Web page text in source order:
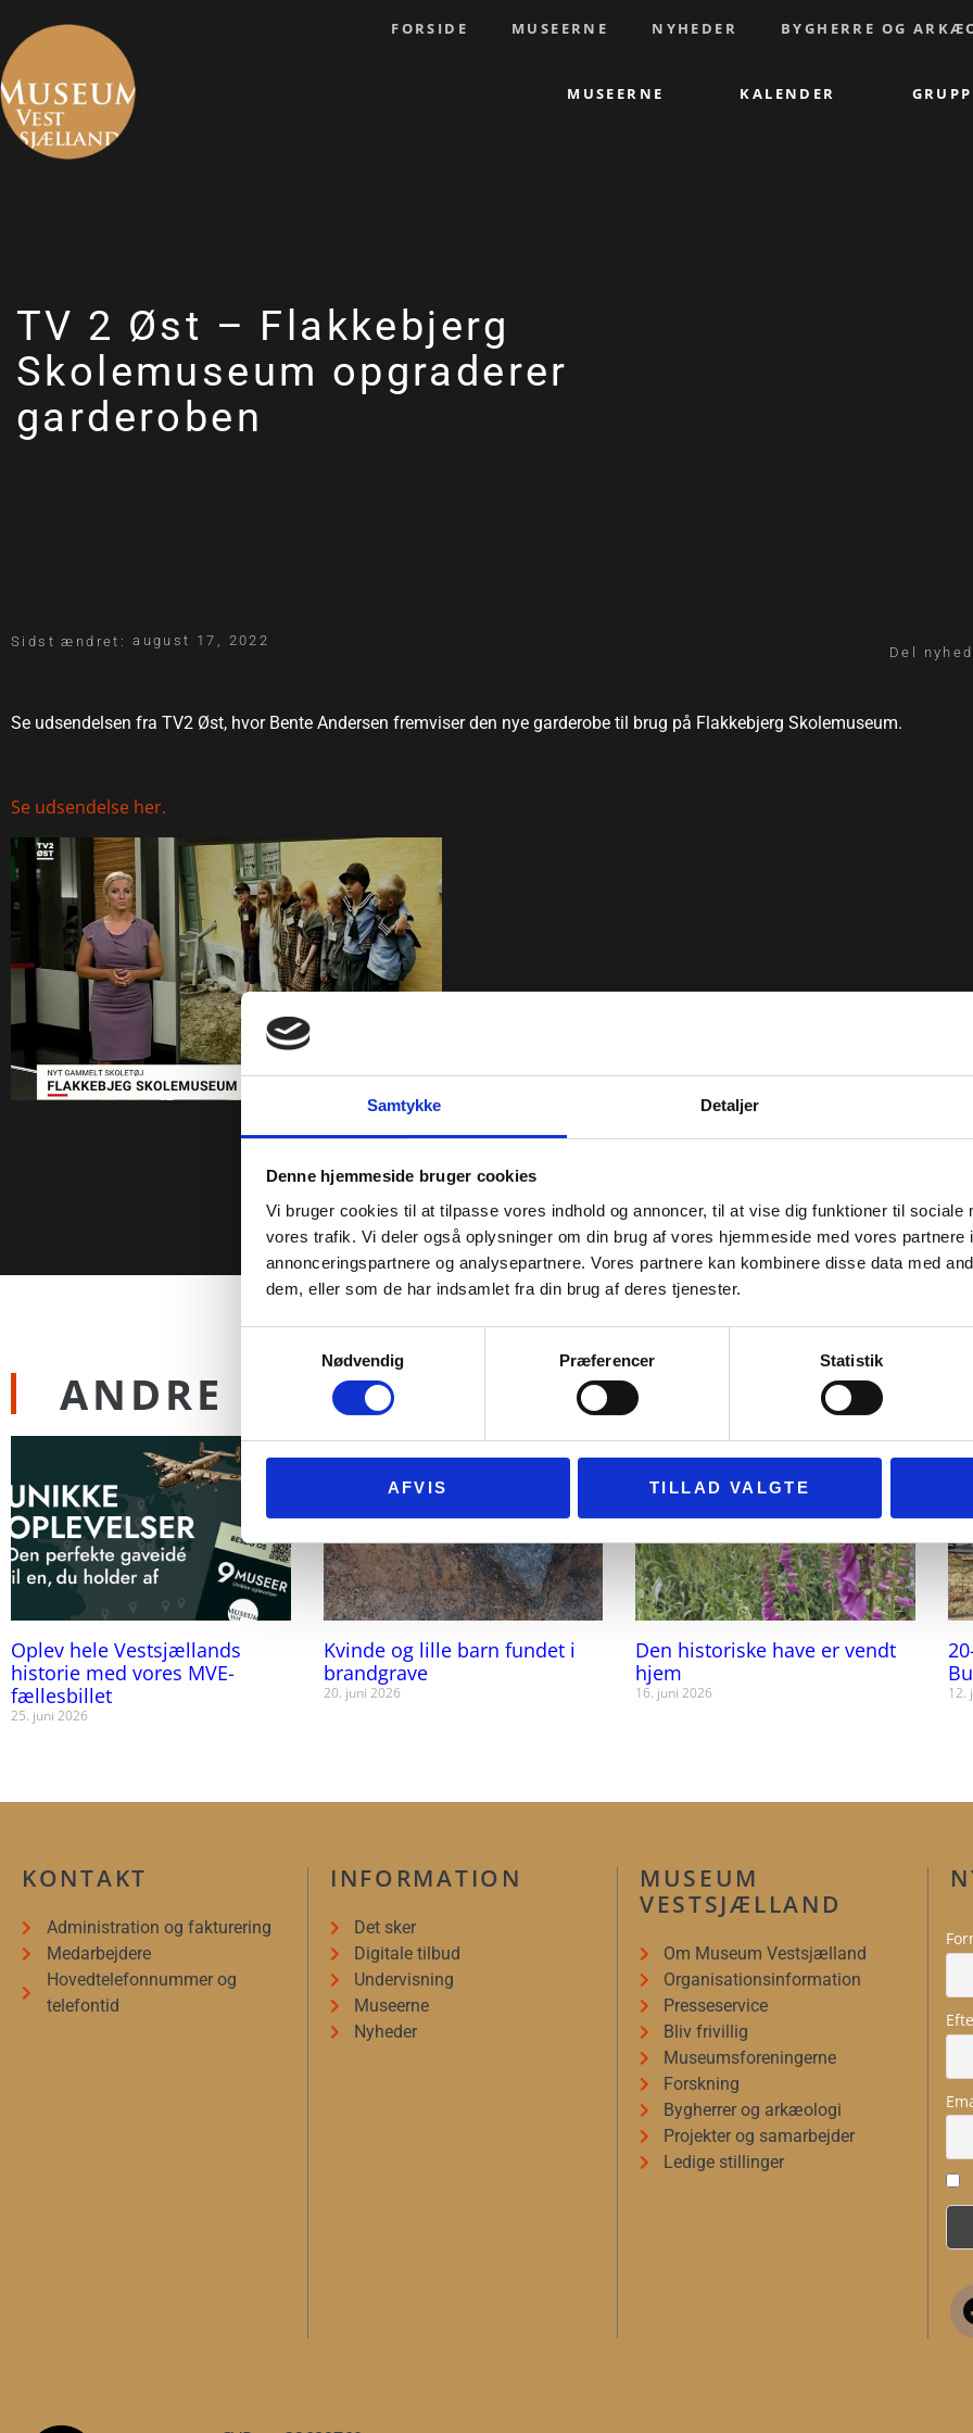
Samtykke Detaljer
Denne hjemmeside bruger cookies
Vi bruger cookies til at tilpasse vores indhold og annoncer, til at vise dig funktioner til sociale
vores trafik. Vi deler også oplysninger om din brug af vores hjemmeside med vores partnere
annonceringspartnere og analysepartnere. Vores partnere kan kombinere disse data med
dem, eller som de har indsamlet fra din brug af deres tjenester.
Nødvendig
Præferencer Statistik
AFVIS TILLAD VALGTE
FORSIDE MUSEERNE NYHEDER BYGHERRE OG
MUSEERNE KALENDER
TV 2 Øst – Flakkebjerg
Skolemuseum opgraderer
garderoben
Sidst ændret: august 17, 2022
Del
Se udsendelsen fra TV2 Øst, hvor Bente Andersen fremviser den nye garderobe til brug på Flakkebjerg Skolemuseum.
Se udsendelse her.
ANDRE NYHEDER
Oplev hele Vestsjællands
historie med vores MVE-
fællesbillet
25. juni 2026
Kvinde og lille barn fundet i
brandgrave
20. juni 2026
Den historiske have er vendt
hjem
16. juni 2026 12.
KONTAKT
Administration og fakturering
Medarbejdere
Hovedtelefonnummer og
telefontid
INFORMATION
Det sker
Digitale tilbud
Undervisning
Museerne
Nyheder
MUSEUM
VESTSJÆLLAND
Om Museum Vestsjælland
Organisationsinformation
Presseservice
Bliv frivillig
Museumsforeningerne
Forskning
Bygherrer og arkæologi
Projekter og samarbejder
Ledige stillinger